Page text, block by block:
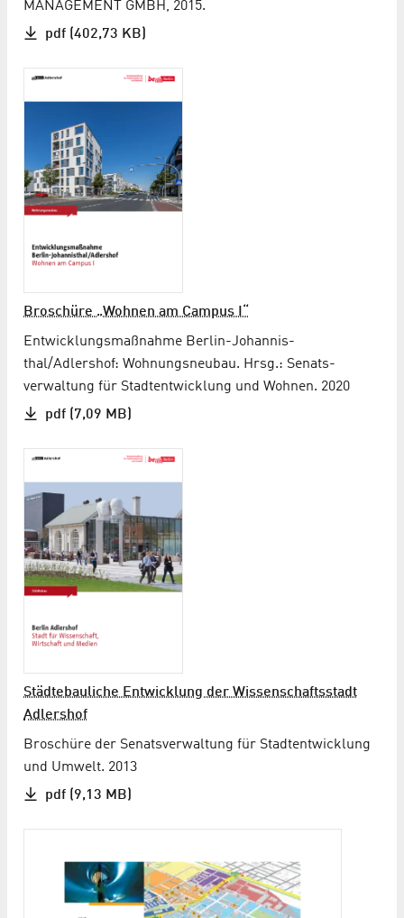
MANAGEMENT GMBH, 2015.
pdf (402,73 KB)
Broschüre „Wohnen am Campus I“
Entwicklungs­maßnahme Berlin-Johannis­
thal/Adlershof: Wohnungs­neubau. Hrsg.: Senats­
verwaltung für Stadt­entwicklung und Wohnen. 2020
pdf (7,09 MB)
Städtebauliche Entwicklung der Wissenschaftsstadt
Adlershof
Broschüre der Senatsverwaltung für Stadtentwicklung
und Umwelt. 2013
pdf (9,13 MB)